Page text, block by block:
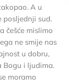
A u
posljednji sud.
češće mislimo
ne smije nas
u dobru,
Bogu i ljudima.
moramo